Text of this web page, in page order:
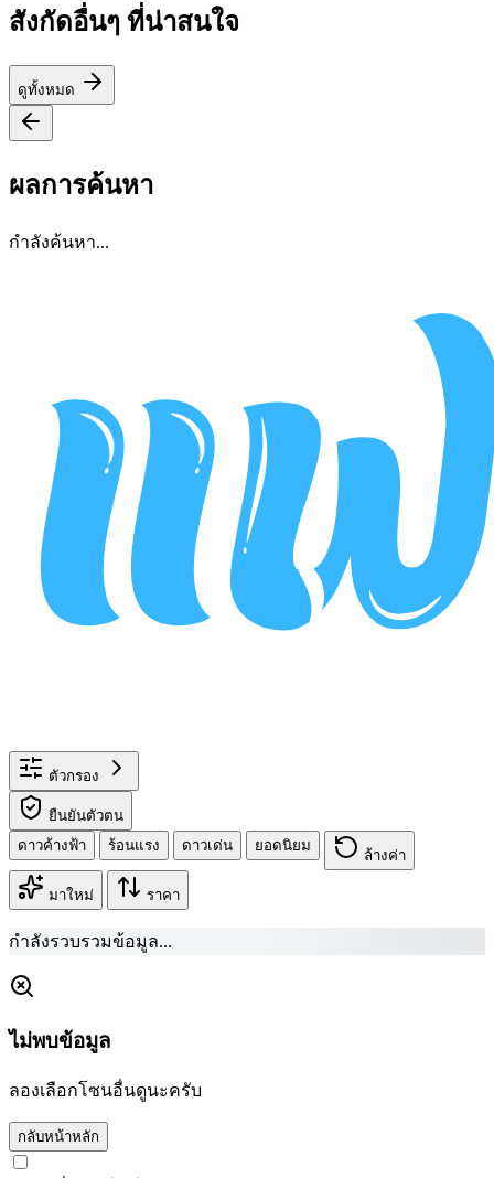
สังกัดอื่นๆ ที่น่าสนใจ
ดูทั้งหมด
ผลการค้นหา
กำลังค้นหา...
ตัวกรอง
ยืนยันตัวตน
ดาวค้างฟ้า
ร้อนแรง ดาวเด่น ยอดนิยม
ล้างค่า
มาใหม่ ราคา
กำลังรวบรวมข้อมูล...
ไม่พบข้อมูล
ลองเลือกโซนอื่นดูนะครับ
กลับหน้าหลัก